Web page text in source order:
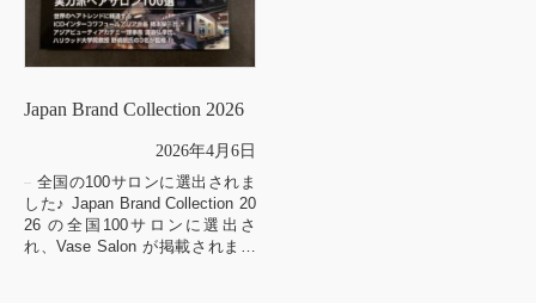
Japan Brand Collection 2026
2026年4月6日
全国の100サロンに選出されま
した♪ Japan Brand Collection 20
26 の全国100サロンに選出さ
れ、Vase Salon が掲載されまし